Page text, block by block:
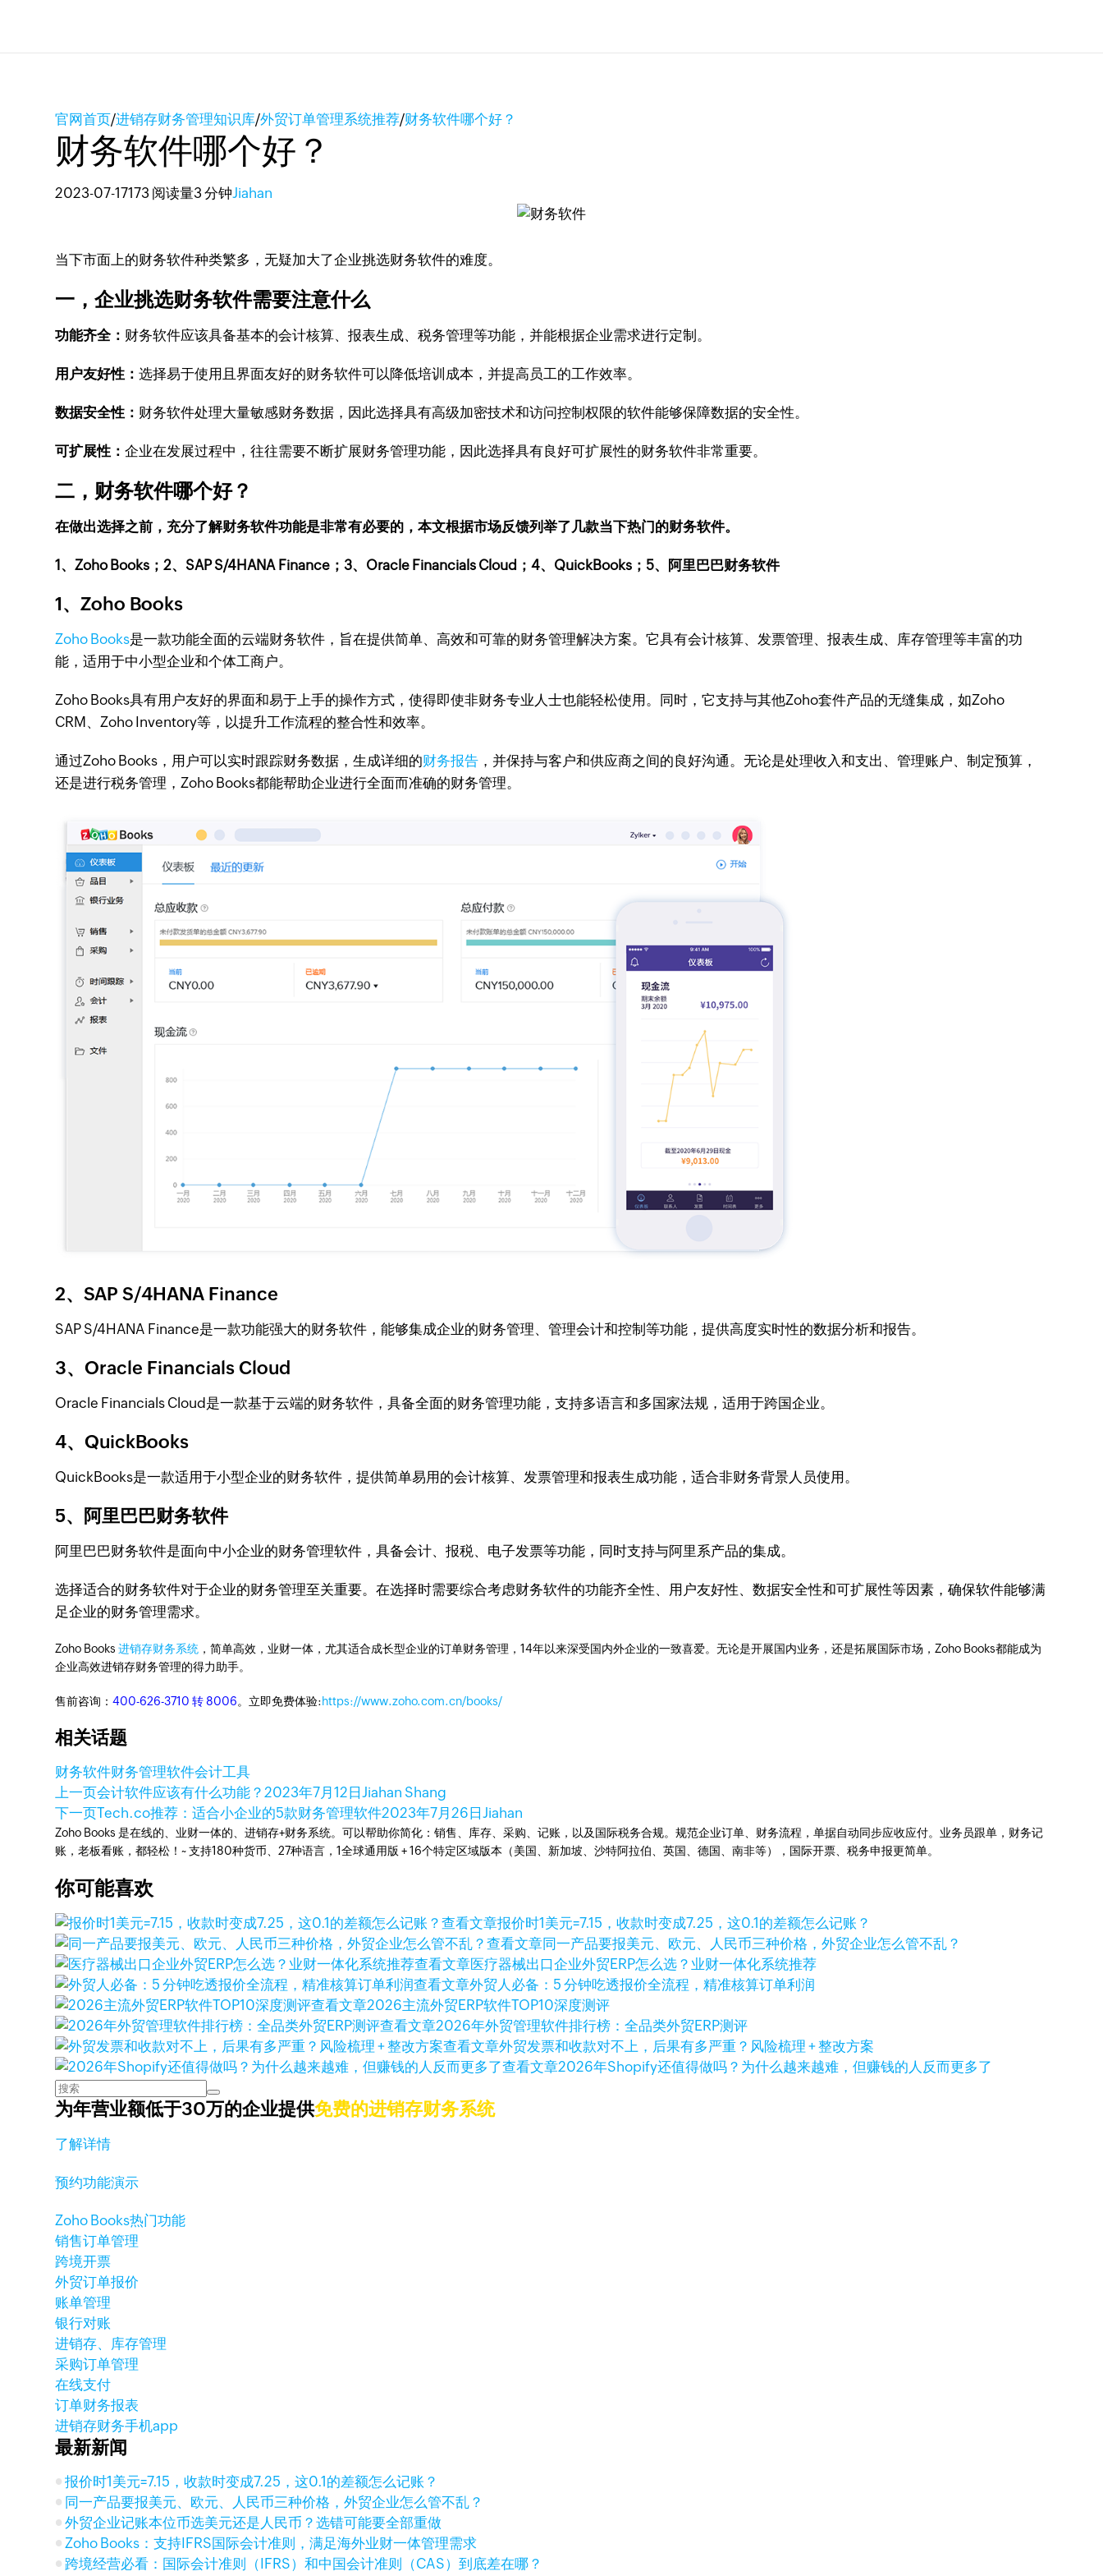
官网首页/进销存财务管理知识库/外贸订单管理系统推荐/财务软件哪个好？
财务软件哪个好？
2023-07-17173 阅读量3 分钟Jiahan
当下市面上的财务软件种类繁多，无疑加大了企业挑选财务软件的难度。
一，企业挑选财务软件需要注意什么
功能齐全： 财务软件应该具备基本的会计核算、报表生成、税务管理等功能，并能根据企业需求进行定制。
用户友好性：选择易于使用且界面友好的财务软件可以降低培训成本，并提高员工的工作效率。
数据安全性： 财务软件处理大量敏感财务数据，因此选择具有高级加密技术和访问控制权限的软件能够保障数据的安全性。
可扩展性：企业在发展过程中，往往需要不断扩展财务管理功能，因此选择具有良好可扩展性的财务软件非常重要。
二，财务软件哪个好？
在做出选择之前，充分了解财务软件功能是非常有必要的，本文根据市场反馈列举了几款当下热门的财务软件。
1、Zoho Books；2、SAP S/4HANA Finance；3、Oracle Financials Cloud；4、QuickBooks；5、阿里巴巴财务软件
1、Zoho Books
Zoho Books是一款功能全面的云端财务软件，旨在提供简单、高效和可靠的财务管理解决方案。它具有会计核算、发票管理、报表生成、库存管理等丰富的功
能，适用于中小型企业和个体工商户。
Zoho Books具有用户友好的界面和易于上手的操作方式，使得即使非财务专业人士也能轻松使用。同时，它支持与其他Zoho套件产品的无缝集成，如Zoho
CRM、Zoho Inventory等，以提升工作流程的整合性和效率。
通过Zoho Books，用户可以实时跟踪财务数据，生成详细的财务报告 ，并保持与客户和供应商之间的良好沟通。无论是处理收入和支出、管理账户、制定预算，
还是进行税务管理，Zoho Books都能帮助企业进行全面而准确的财务管理。
2、SAP S/4HANA Finance
SAP S/4HANA Finance是一款功能强大的财务软件，能够集成企业的财务管理、管理会计和控制等功能，提供高度实时性的数据分析和报告。
3、Oracle Financials Cloud
Oracle Financials Cloud是一款基于云端的财务软件，具备全面的财务管理功能，支持多语言和多国家法规，适用于跨国企业。
4、QuickBooks
QuickBooks是一款适用于小型企业的财务软件，提供简单易用的会计核算、发票管理和报表生成功能，适合非财务背景人员使用。
5、阿里巴巴财务软件
阿里巴巴财务软件是面向中小企业的财务管理软件，具备会计、报税、电子发票等功能，同时支持与阿里系产品的集成。
选择适合的财务软件对于企业的财务管理至关重要。在选择时需要综合考虑财务软件的功能齐全性、用户友好性、数据安全性和可扩展性等因素，确保软件能够满
足企业的财务管理需求。
Zoho Books进销存财务系统 ，简单高效，业财一体，尤其适合成长型企业的订单财务管理，14年以来深受国内外企业的一致喜爱。无论是开展国内业务，还是拓展国际市场，Zoho Books都能成为
企业高效进销存财务管理的得力助手。
售前咨询：400-626-3710 转 8006。立即免费体验:https://www.zoho.com.cn/books/
相关话题
财务软件财务管理软件会计工具
上一页会计软件应该有什么功能？2023年7月12日Jiahan Shang
下一页Tech.co推荐：适合小企业的5款财务管理软件2023年7月26日Jiahan
Zoho Books 是在线的、业财一体的、进销存+财务系统。可以帮助你简化：销售、库存、采购、记账，以及国际税务合规。规范企业订单、财务流程，单据自动同步应收应付。业务员跟单，财务记
账，老板看账，都轻松！~ 支持180种货币、27种语言，1全球通用版 + 16个特定区域版本（美国、新加坡、沙特阿拉伯、英国、德国、南非等），国际开票、税务申报更简单。
你可能喜欢
查看文章报价时1美元=7.15，收款时变成7.25，这0.1的差额怎么记账？
查看文章同一产品要报美元、欧元、人民币三种价格，外贸企业怎么管不乱？
查看文章医疗器械出口企业外贸ERP怎么选？业财一体化系统推荐
查看文章外贸人必备：5 分钟吃透报价全流程，精准核算订单利润
查看文章2026主流外贸ERP软件TOP10深度测评
查看文章2026年外贸管理软件排行榜：全品类外贸ERP测评
查看文章外贸发票和收款对不上，后果有多严重？风险梳理 + 整改方案
查看文章2026年Shopify还值得做吗？为什么越来越难，但赚钱的人反而更多了
为年营业额低于30万的企业提供免费的进销存财务系统
了解详情
预约功能演示
Zoho Books热门功能
销售订单管理
跨境开票
外贸订单报价
账单管理
银行对账
进销存、库存管理
采购订单管理
在线支付
订单财务报表
进销存财务手机app
最新新闻
报价时1美元=7.15，收款时变成7.25，这0.1的差额怎么记账？
同一产品要报美元、欧元、人民币三种价格，外贸企业怎么管不乱？
外贸企业记账本位币选美元还是人民币？选错可能要全部重做
Zoho Books：支持IFRS国际会计准则，满足海外业财一体管理需求
跨境经营必看：国际会计准则（IFRS）和中国会计准则（CAS）到底差在哪？